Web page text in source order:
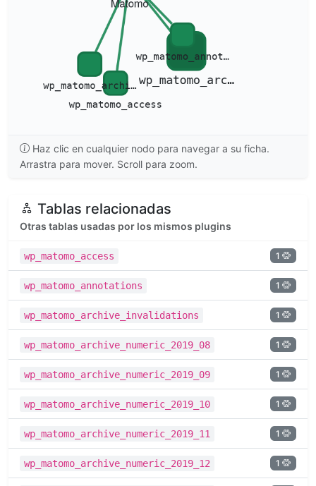
Haz clic en cualquier nodo para navegar a su ficha.
Arrastra para mover. Scroll para zoom.
Tablas relacionadas
Otras tablas usadas por los mismos plugins
wp_matomo_access 1
wp_matomo_annotations 1
wp_matomo_archive_invalidations 1
wp_matomo_archive_numeric_2019_08 1
wp_matomo_archive_numeric_2019_09 1
wp_matomo_archive_numeric_2019_10 1
wp_matomo_archive_numeric_2019_11 1
wp_matomo_archive_numeric_2019_12 1